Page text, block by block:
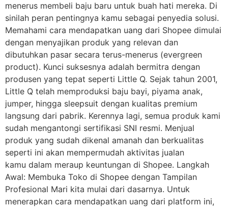
menerus membeli baju baru untuk buah hati mereka. Di
sinilah peran pentingnya kamu sebagai penyedia solusi.
Memahami cara mendapatkan uang dari Shopee dimulai
dengan menyajikan produk yang relevan dan
dibutuhkan pasar secara terus-menerus (evergreen
product). Kunci suksesnya adalah bermitra dengan
produsen yang tepat seperti Little Q. Sejak tahun 2001,
Little Q telah memproduksi baju bayi, piyama anak,
jumper, hingga sleepsuit dengan kualitas premium
langsung dari pabrik. Kerennya lagi, semua produk kami
sudah mengantongi sertifikasi SNI resmi. Menjual
produk yang sudah dikenal amanah dan berkualitas
seperti ini akan mempermudah aktivitas jualan
kamu dalam meraup keuntungan di Shopee. Langkah
Awal: Membuka Toko di Shopee dengan Tampilan
Profesional Mari kita mulai dari dasarnya. Untuk
menerapkan cara mendapatkan uang dari platform ini,